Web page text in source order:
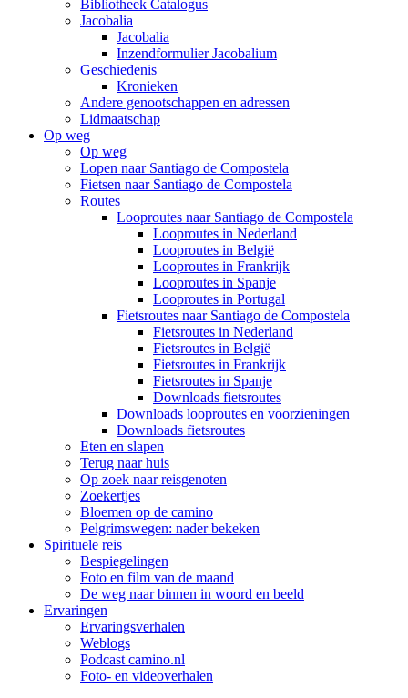
Bibliotheek Catalogus
Jacobalia
Jacobalia
Inzendformulier Jacobalium
Geschiedenis
Kronieken
Andere genootschappen en adressen
Lidmaatschap
Op weg
Op weg
Lopen naar Santiago de Compostela
Fietsen naar Santiago de Compostela
Routes
Looproutes naar Santiago de Compostela
Looproutes in Nederland
Looproutes in België
Looproutes in Frankrijk
Looproutes in Spanje
Looproutes in Portugal
Fietsroutes naar Santiago de Compostela
Fietsroutes in Nederland
Fietsroutes in België
Fietsroutes in Frankrijk
Fietsroutes in Spanje
Downloads fietsroutes
Downloads looproutes en voorzieningen
Downloads fietsroutes
Eten en slapen
Terug naar huis
Op zoek naar reisgenoten
Zoekertjes
Bloemen op de camino
Pelgrimswegen: nader bekeken
Spirituele reis
Bespiegelingen
Foto en film van de maand
De weg naar binnen in woord en beeld
Ervaringen
Ervaringsverhalen
Weblogs
Podcast camino.nl
Foto- en videoverhalen